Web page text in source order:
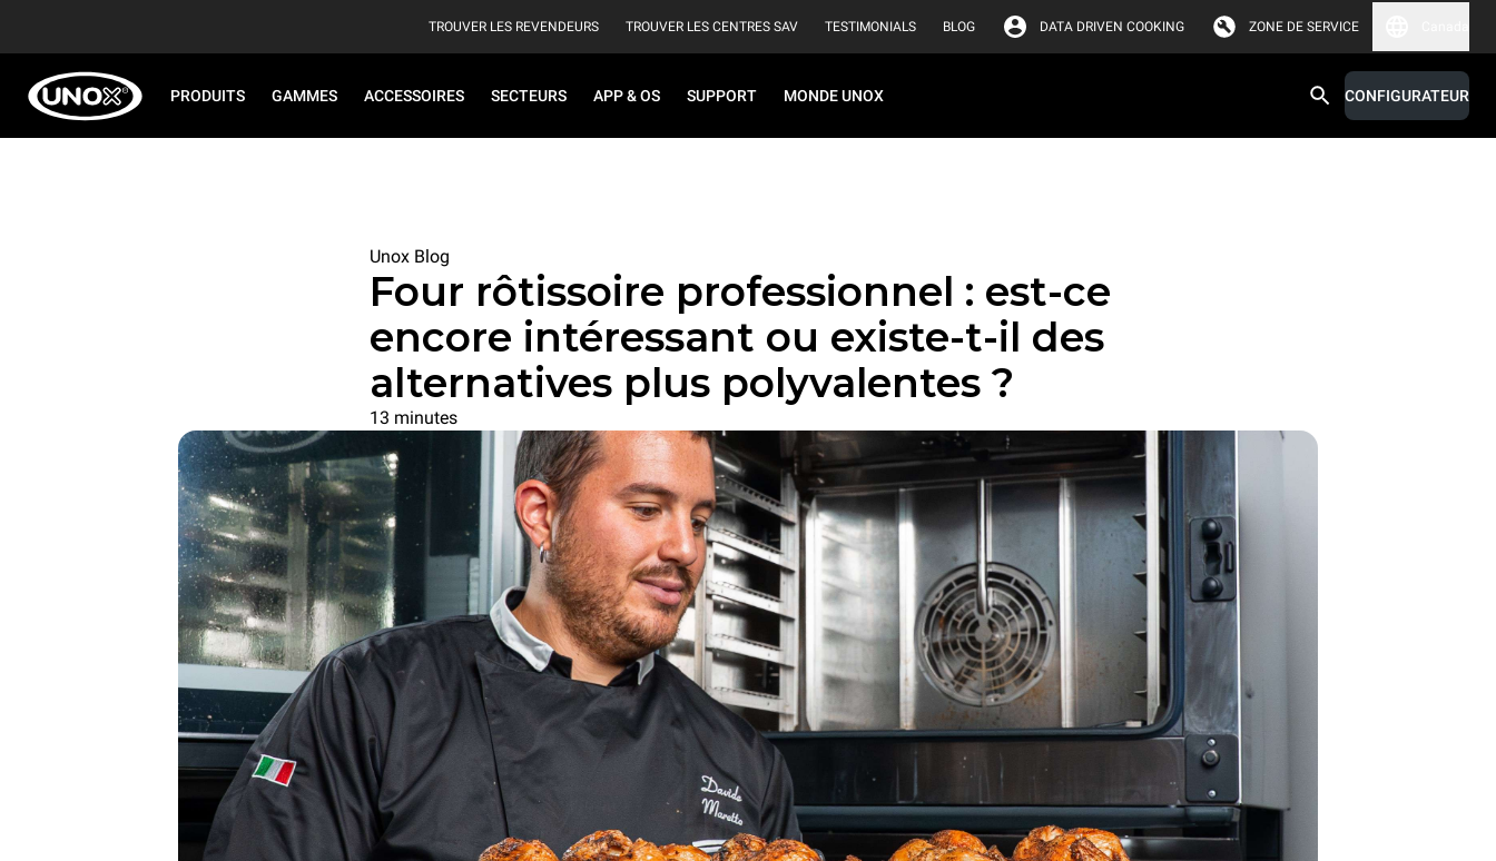
TROUVER LES REVENDEURS TROUVER LES CENTRES SAV TESTIMONIALS BLOG DATA DRIVEN COOKING ZONE DE SERVICE
PRODUITS GAMMES ACCESSOIRES SECTEURS APP & OS SUPPORT MONDE UNOX CONFIGURATEUR
Unox Blog
Four rôtissoire professionnel : est-ce
encore intéressant ou existe-t-il des
alternatives plus polyvalentes ?
13 minutes